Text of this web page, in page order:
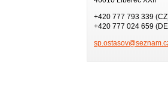
+420 777 793 339
+420 777 024 659
sp.ostasov@sezna